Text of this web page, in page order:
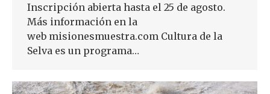
Inscripción abierta hasta el 25 de agosto.
Más información en la
web misionesmuestra.com Cultura de la
Selva es un programa…